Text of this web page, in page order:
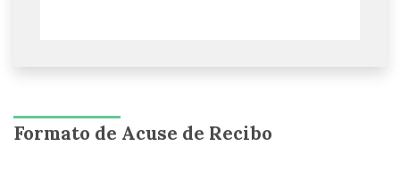
Formato de Acuse de Recibo